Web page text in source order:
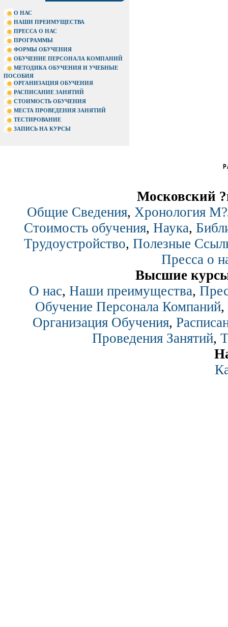
О НАС
НАШИ ПРЕИМУЩЕСТВА
ПРЕССА О НАС
ПРОГРАММЫ
ФОРМЫ ОБУЧЕНИЯ
ОБУЧЕНИЕ ПЕРСОНАЛА КОМПАНИЙ
МЕТОДИКА ОБУЧЕНИЯ И УЧЕБНЫЕ
ПОСОБИЯ
ОРГАНИЗАЦИЯ ОБУЧЕНИЯ
РАСПИСАНИЕ ЗАНЯТИЙ
СТОИМОСТЬ ОБУЧЕНИЯ
МЕСТА ПРОВЕДЕНИЯ ЗАНЯТИЙ
ТЕСТИРОВАНИЕ
ЗАПИСЬ НА КУРСЫ
Московский
Общие Сведения, Хронология
Стоимость обучения, Наука,
Трудоустройство, Полезные
Пресса о
Высшие
О нас, Наши преимущества,
Обучение Персонала Компаний,
Организация Обучения,
Проведения Занятий,